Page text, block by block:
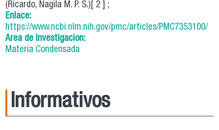
(Ricardo, Nagila M. P. S.)[ 2 ] ;
Enlace:
https://www.ncbi.nlm.nih.gov/pmc/articles/PMC7353100/
Area de Investigacion:
Materia Condensada
Informativos